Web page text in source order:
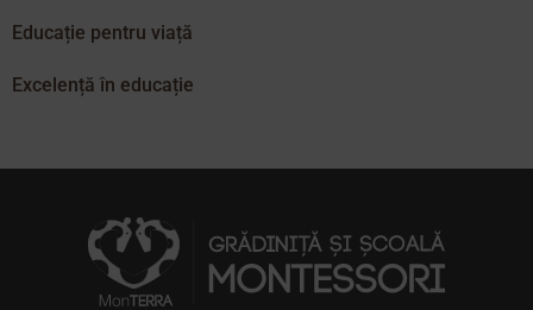
Educație pentru viață
Excelență în educație